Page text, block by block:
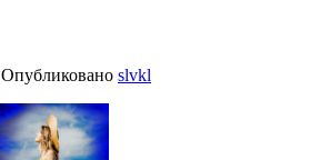
Опубликовано slvkl